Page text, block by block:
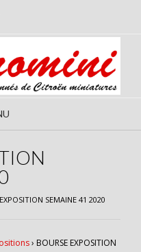
SEMAINE 41 2020
› BOURSE EXPOSITION